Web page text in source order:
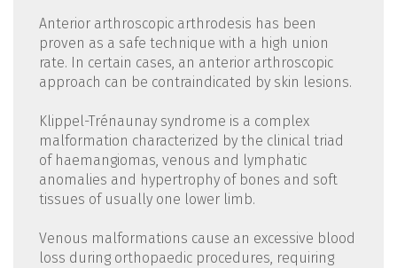
Anterior arthroscopic arthrodesis has been
proven as a safe technique with a high union
rate. In certain cases, an anterior arthroscopic
approach can be contraindicated by skin lesions.
Klippel-Trénaunay syndrome is a complex
malformation characterized by the clinical triad
of haemangiomas, venous and lymphatic
anomalies and hypertrophy of bones and soft
tissues of usually one lower limb.
Venous malformations cause an excessive blood
loss during orthopaedic procedures, requiring